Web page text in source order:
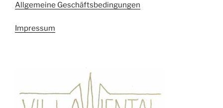
Allgemeine Geschäftsbedingungen
Impressum